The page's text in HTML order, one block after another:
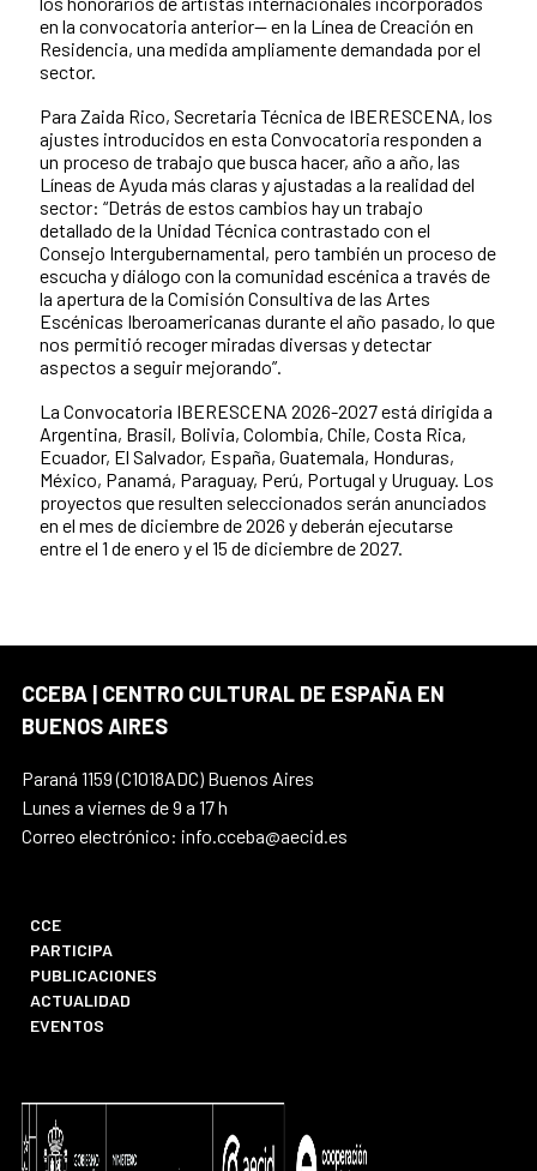
en la convocatoria anterior— en la Línea de Creación en
Residencia, una medida ampliamente demandada por el
sector.
Para Zaida Rico, Secretaria Técnica de IBERESCENA, los
ajustes introducidos en esta Convocatoria responden a
un proceso de trabajo que busca hacer, año a año, las
Líneas de Ayuda más claras y ajustadas a la realidad del
sector: “Detrás de estos cambios hay un trabajo
detallado de la Unidad Técnica contrastado con el
Consejo Intergubernamental, pero también un proceso de
escucha y diálogo con la comunidad escénica a través de
la apertura de la Comisión Consultiva de las Artes
Escénicas Iberoamericanas durante el año pasado, lo que
nos permitió recoger miradas diversas y detectar
aspectos a seguir mejorando”.
La Convocatoria IBERESCENA 2026-2027 está dirigida a
Argentina, Brasil, Bolivia, Colombia, Chile, Costa Rica,
Ecuador, El Salvador, España, Guatemala, Honduras,
México, Panamá, Paraguay, Perú, Portugal y Uruguay. Los
proyectos que resulten seleccionados serán anunciados
en el mes de diciembre de 2026 y deberán ejecutarse
entre el 1 de enero y el 15 de diciembre de 2027.
CCEBA | CENTRO CULTURAL DE ESPAÑA EN
BUENOS AIRES
Paraná 1159 (C1018ADC) Buenos Aires
Lunes a viernes de 9 a 17 h
Correo electrónico: info.cceba@aecid.es
CCE
PARTICIPA
PUBLICACIONES
ACTUALIDAD
EVENTOS